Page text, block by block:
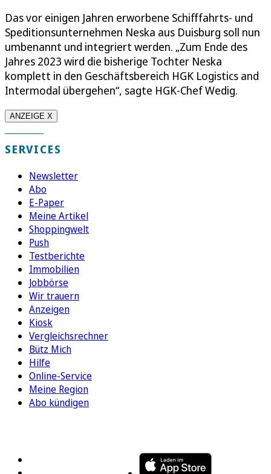
Das vor einigen Jahren erworbene Schifffahrts- und
Speditionsunternehmen Neska aus Duisburg soll nun
umbenannt und integriert werden. „Zum Ende des
Jahres 2023 wird die bisherige Tochter Neska
komplett in den Geschäftsbereich HGK Logistics and
Intermodal übergehen“, sagte HGK-Chef Wedig.
ANZEIGE X
SERVICES
Newsletter
Abo
E-Paper
Meine Artikel
Shoppingwelt
Push
Testberichte
Immobilien
Jobbörse
Wir trauern
Anzeigen
Kiosk
Vergleichsrechner
Bütz Mich
Hilfe
Online-Service
Meine Region
Abo kündigen